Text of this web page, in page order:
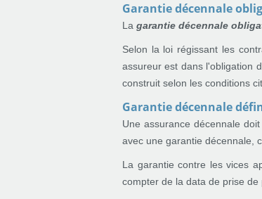
Garantie décennale
La garantie décennale
Selon la loi régissant les
assureur est dans l'obligation
construit selon les conditions
Garantie décennale
Une assurance décennale
avec une garantie décennale,
La garantie contre les vices
compter de la data de prise de